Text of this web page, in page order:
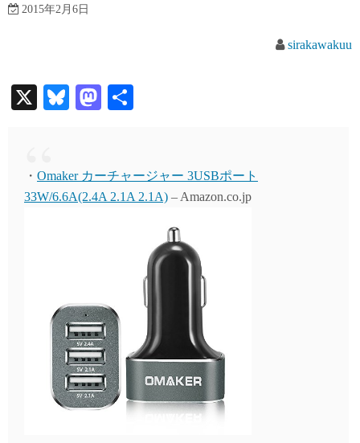
2015年2月6日
sirakawakuu
X
Bl
y
M
do
n
・ Omaker カーチャージャー 3USBポート
33W/6.6A(2.4A 2.1A 2.1A) – Amazon.co.jp